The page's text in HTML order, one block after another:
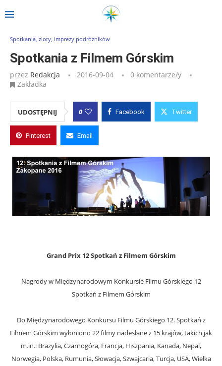
Strona główna Spotkania z Filmem Górskim
Spotkania, zloty, imprezy podróżników
Spotkania z Filmem Górskim
przez Redakcja 2016-09-04
0 komentarze/y
Zakładka
UDOSTĘPNIJ 0 Facebook Twitter
Pinterest Email
Grand Prix 12 Spotkań z Filmem Górskim
Nagrody w Międzynarodowym Konkursie Filmu Górskiego 12
Spotkań z Filmem Górskim
Do Międzynarodowego Konkursu Filmu Górskiego 12. Spotkań z
Filmem Górskim wyłoniono 22 filmy nadesłane z 15 krajów, takich jak
m.in.: Brazylia, Czarnogóra, Francja, Hiszpania, Kanada, Nepal,
Norwegia, Polska, Rumunia, Słowacja, Szwajcaria, Turcja, USA, Wielka